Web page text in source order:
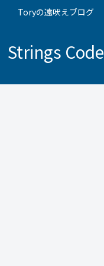
Toryの遠吠えブログ
Strings Code